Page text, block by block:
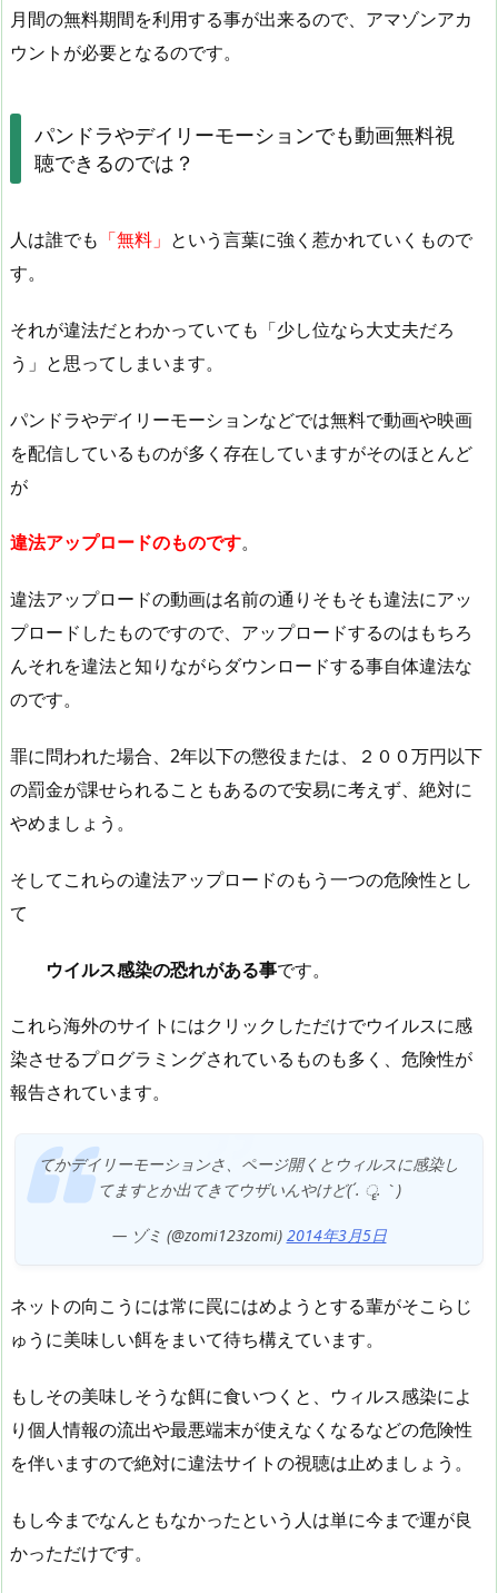
月間の無料期間を利用する事が出来るので、アマゾンアカ
ウントが必要となるのです。
パンドラやデイリーモーションでも動画無料視
聴できるのでは？
人は誰でも 「無料」 という言葉に強く惹かれていくもので
す。
それが違法だとわかっていても「少し位なら大丈夫だろ
う」と思ってしまいます。
パンドラやデイリーモーションなどでは無料で動画や映画
を配信しているものが多く存在していますがそのほとんど
が
違法アップロードのものです。
違法アップロードの動画は名前の通りそもそも違法にアッ
プロードしたものですので、アップロードするのはもちろ
んそれを違法と知りながらダウンロードする事自体違法な
のです。
罪に問われた場合、2年以下の懲役または、２００万円以下
の罰金が課せられることもあるので安易に考えず、絶対に
やめましょう。
そしてこれらの違法アップロードのもう一つの危険性とし
て
ウイルス感染の恐れがある事です。
これら海外のサイトにはクリックしただけでウイルスに感
染させるプログラミングされているものも多く、危険性が
報告されています。
てかデイリーモーションさ、ページ開くとウィルスに感染し
てますとか出てきてウザいんやけど(´. ॄ.｀)
— ゾミ (@zomi123zomi) 2014年3月5日
ネットの向こうには常に罠にはめようとする輩がそこらじ
ゅうに美味しい餌をまいて待ち構えています。
もしその美味しそうな餌に食いつくと、ウィルス感染によ
り個人情報の流出や最悪端末が使えなくなるなどの危険性
を伴いますので絶対に違法サイトの視聴は止めましょう。
もし今までなんともなかったという人は単に今まで運が良
かっただけです。